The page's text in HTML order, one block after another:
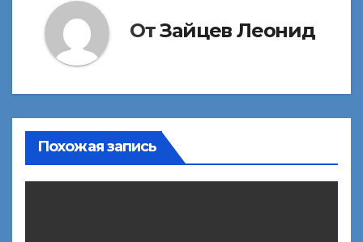
ОтЗайцев Леонид
Похожая запись